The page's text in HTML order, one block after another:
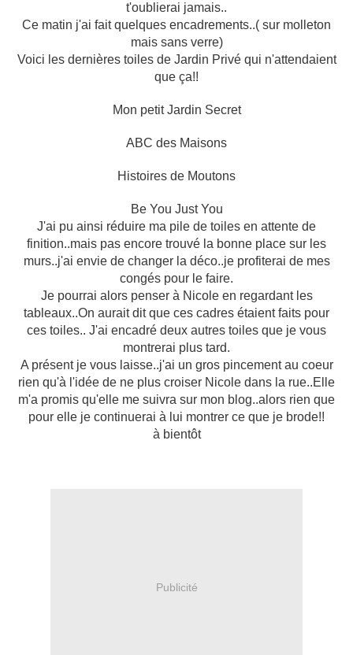
t'oublierai jamais..
Ce matin j'ai fait quelques encadrements..( sur molleton
mais sans verre)
Voici les dernières toiles de Jardin Privé qui n'attendaient
que ça!!
Mon petit Jardin Secret
ABC des Maisons
Histoires de Moutons
Be You Just You
J'ai pu ainsi réduire ma pile de toiles en attente de
finition..mais pas encore trouvé la bonne place sur les
murs..j'ai envie de changer la déco..je profiterai de mes
congés pour le faire.
Je pourrai alors penser à Nicole en regardant les
tableaux..On aurait dit que ces cadres étaient faits pour
ces toiles.. J'ai encadré deux autres toiles que je vous
montrerai plus tard.
A présent je vous laisse..j'ai un gros pincement au coeur
rien qu'à l'idée de ne plus croiser Nicole dans la rue..Elle
m'a promis qu'elle me suivra sur mon blog..alors rien que
pour elle je continuerai à lui montrer ce que je brode!!
à bientôt
Publicité